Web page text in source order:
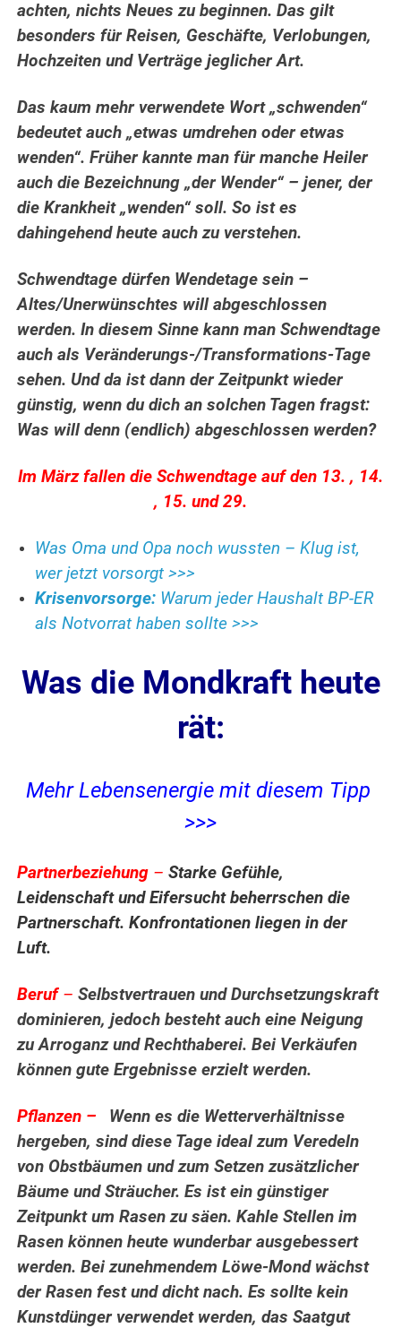
achten, nichts Neues zu beginnen. Das gilt
besonders für Reisen, Geschäfte, Verlobungen,
Hochzeiten und Verträge jeglicher Art.
Das kaum mehr verwendete Wort „schwenden“
bedeutet auch „etwas umdrehen oder etwas
wenden“. Früher kannte man für manche Heiler
auch die Bezeichnung „der Wender“ – jener, der
die Krankheit „wenden“ soll. So ist es
dahingehend heute auch zu verstehen.
Schwendtage dürfen Wendetage sein –
Altes/Unerwünschtes will abgeschlossen
werden. In diesem Sinne kann man Schwendtage
auch als Veränderungs-/Transformations-Tage
sehen. Und da ist dann der Zeitpunkt wieder
günstig, wenn du dich an solchen Tagen fragst:
Was will denn (endlich) abgeschlossen werden?
Im März fallen die Schwendtage auf den 13. , 14.
, 15. und 29.
Was Oma und Opa noch wussten – Klug ist,
wer jetzt vorsorgt >>>
Krisenvorsorge: Warum jeder Haushalt BP-ER
als Notvorrat haben sollte >>>
Was die Mondkraft heute
rät:
Mehr Lebensenergie mit diesem Tipp
>>>
Partnerbeziehung –Starke Gefühle,
Leidenschaft und Eifersucht beherrschen die
Partnerschaft. Konfrontationen liegen in der
Luft.
Beruf–Selbstvertrauen und Durchsetzungskraft
dominieren, jedoch besteht auch eine Neigung
zu Arroganz und Rechthaberei. Bei Verkäufen
können gute Ergebnisse erzielt werden.
Pflanzen –
Wenn es die Wetterverhältnisse
hergeben, sind diese Tage ideal zum Veredeln
von Obstbäumen und zum Setzen zusätzlicher
Bäume und Sträucher. Es ist ein günstiger
Zeitpunkt um Rasen zu säen. Kahle Stellen im
Rasen können heute wunderbar ausgebessert
werden. Bei zunehmendem Löwe-Mond wächst
der Rasen fest und dicht nach. Es sollte kein
Kunstdünger verwendet werden, das Saatgut